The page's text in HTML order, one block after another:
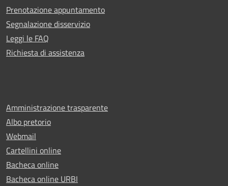
Prenotazione appuntamento
Segnalazione disservizio
Leggi le FAQ
Richiesta di assistenza
Amministrazione trasparente
Albo pretorio
Webmail
Cartellini online
Bacheca online
Bacheca online URBI